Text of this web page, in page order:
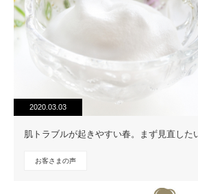
2020.03.03
肌トラブルが起きやすい春。まず見直した
お客さまの声